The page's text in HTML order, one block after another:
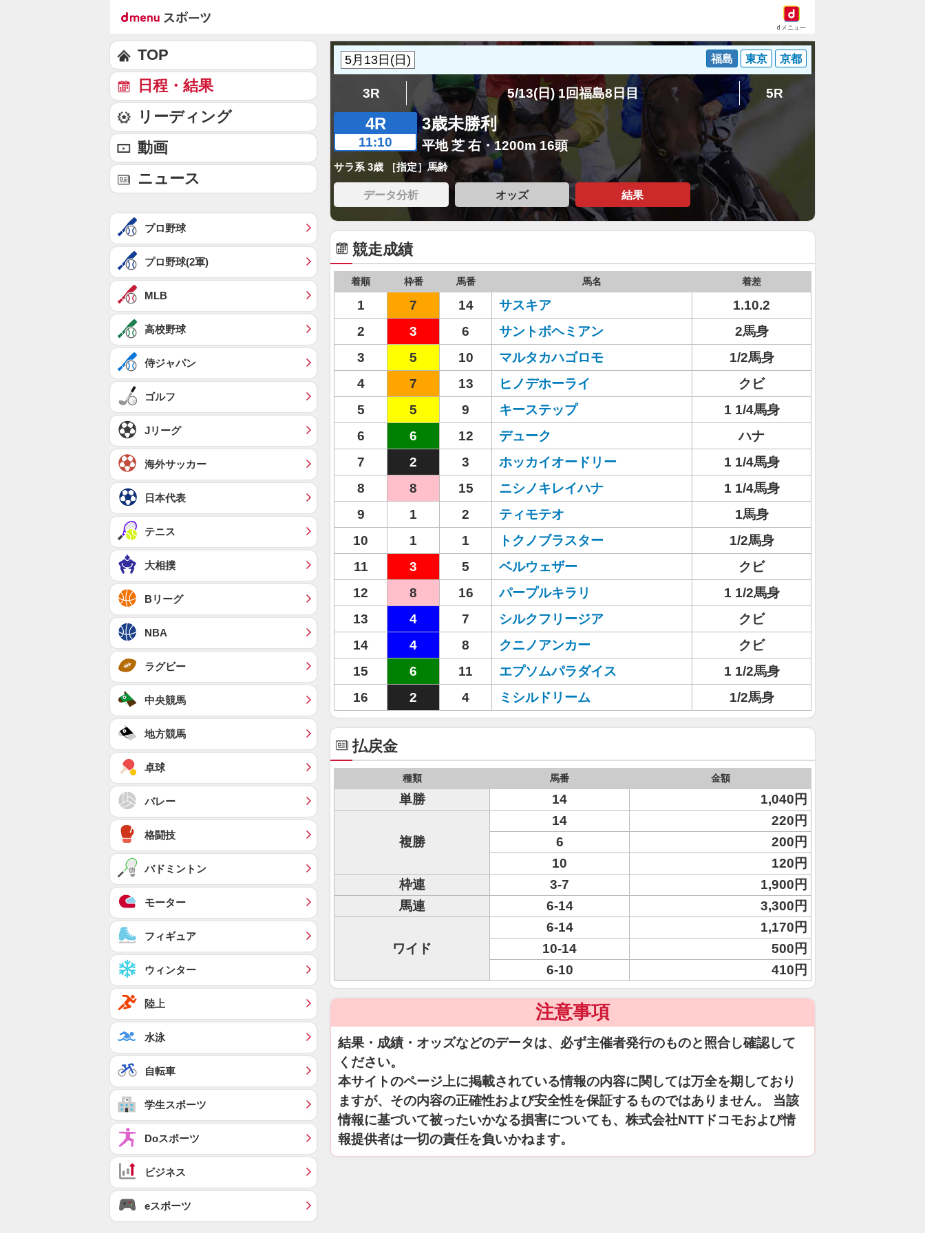
dメニュー
福島 東京 京都
3R 5/13(日) 1回福島8日目 5R
4R
11:10
3歳未勝利
平地 芝 右・1200m 16頭
サラ系 3歳 ［指定］馬齢
データ分析 オッズ 結果
競走成績
着順 枠番 馬番 馬名 着差
1 7 14 サスキア
1.10.2
2
3 6 サントボヘミアン
2馬身
3
5 10 マルタカハゴロモ
1/2馬身
4
7 13 ヒノデホーライ
クビ
5
5 9 キーステップ
1 1/4馬身
6
6 12 デューク
ハナ
7
2 3 ホッカイオードリー
1 1/4馬身
8
8 15 ニシノキレイハナ
1 1/4馬身
9
1 2 ティモテオ
1馬身
10
1 1 トクノブラスター
1/2馬身
11
3 5 ベルウェザー
クビ
12
8 16 パープルキラリ
1 1/2馬身
13
4 7 シルクフリージア
クビ
14
4 8 クニノアンカー
クビ
15
6 11 エプソムパラダイス
1 1/2馬身
16
2 4 ミシルドリーム 1/2馬身
払戻金
種類 馬番 金額
単勝 14 1,040円
複勝
14
220円
6
200円
10
120円
枠連
3-7
1,900円
馬連
6-14 3,300円
ワイド
6-14
1,170円
10-14
500円
6-10
410円
注意事項
結果・成績・オッズなどのデータは、必ず主催者発行のものと照合し確認して
ください。
本サイトのページ上に掲載されている情報の内容に関しては万全を期しており
ますが、その内容の正確性および安全性を保証するものではありません。 当該
情報に基づいて被ったいかなる損害についても、株式会社NTTドコモおよび情
報提供者は一切の責任を負いかねます。
TOP
日程・結果
リーディング
動画
ニュース
プロ野球
プロ野球(2軍)
MLB
高校野球
侍ジャパン
ゴルフ
Jリーグ
海外サッカー
日本代表
テニス
大相撲
Bリーグ
NBA
ラグビー
中央競馬
地方競馬
卓球
バレー
格闘技
バドミントン
モーター
フィギュア
ウィンター
陸上
水泳
自転車
学生スポーツ
Doスポーツ
ビジネス
eスポーツ